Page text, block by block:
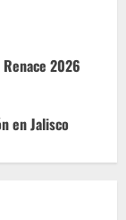
2026
en Jalisco